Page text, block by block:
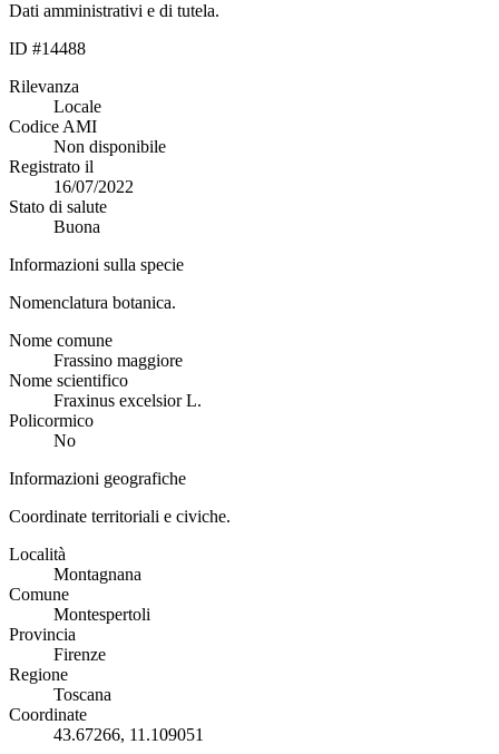
Dati amministrativi e di tutela.
ID #14488
Rilevanza
Locale
Codice AMI
Non disponibile
Registrato il
16/07/2022
Stato di salute
Buona
Informazioni sulla specie
Nomenclatura botanica.
Nome comune
Frassino maggiore
Nome scientifico
Fraxinus excelsior L.
Policormico
No
Informazioni geografiche
Coordinate territoriali e civiche.
Località
Montagnana
Comune
Montespertoli
Provincia
Firenze
Regione
Toscana
Coordinate
43.67266, 11.109051